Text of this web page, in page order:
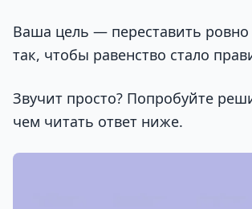
Ваша цель — переставить ровно
так, чтобы равенство стало
Звучит просто? Попробуйте
чем читать ответ ниже.